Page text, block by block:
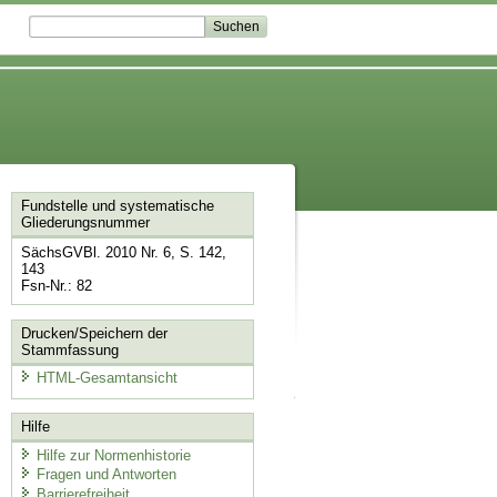
Fundstelle und systematische
Gliederungsnummer
SächsGVBl. 2010 Nr. 6, S. 142,
143
Fsn-Nr.: 82
Drucken/Speichern der
Stammfassung
HTML-Gesamtansicht
Hilfe
Hilfe zur Normenhistorie
Fragen und Antworten